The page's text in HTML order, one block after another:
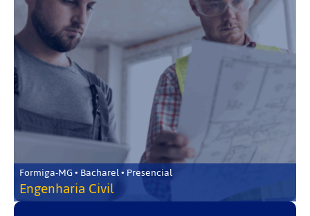
Formiga-MG • Bacharel • Presencial
Engenharia Civil